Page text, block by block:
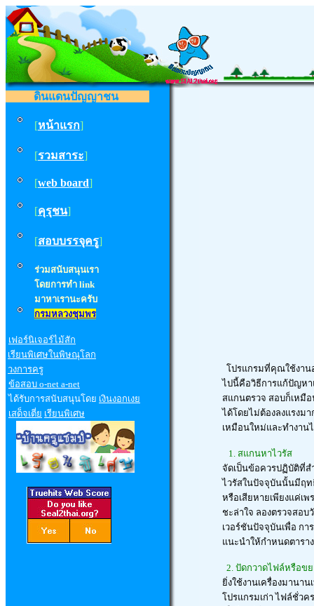
ดินแดนปัญญาชน
[หน้าแรก]
[รวมสาระ]
[web board]
[คุรุชน]
[สอบบรรจุครู]
ร่วมสนับสนุนเรา
โดยการทำ link
มาหาเรานะครับ
กรมหลวงชุมพร
เฟอร์นิเจอร์ไม้สัก
เรียนพิเศษในพิษณุโลก
วงการครู
ข้อสอบ o-net a-net
ได้รับการสนับสนุนโดย เงินงอกเงย
เสด็จเตี่ย เรียนพิเศษ
โปรแกรมที่คุณใช้งาน
ไปนี้คือวิธีการแก้ปัญหา
สแกนตรวจ สอบก็เหมื
ได้โดยไม่ต้องลงแรงม
เหมือนใหม่และทำงาน
1. สแกนหาไวรัส
จัดเป็นข้อควรปฏิบัติที่
ไวรัสในปัจจุบันนั้นมีฤท
หรือเสียหายเพียงแค่เ
ชะล่าใจ ลองตรวจสอบ
เวอร์ชันปัจจุบันเพื่อ ก
แนะนำให้กำหนดตารา
2. ปัดกวาดไฟล์หรือข
ยิ่งใช้งานเครื่องมานา
โปรแกรมเก่า ไฟล์ชั่วค